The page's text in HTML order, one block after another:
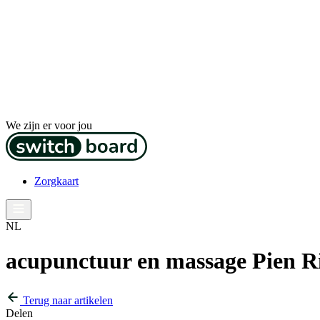
We zijn er voor jou
Zorgkaart
NL
acupunctuur en massage Pien
Terug naar artikelen
Delen